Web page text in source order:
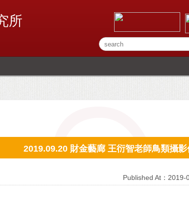
所
2019.09.20 財金藝廊 王衍智老師鳥類攝影
Published At：2019-